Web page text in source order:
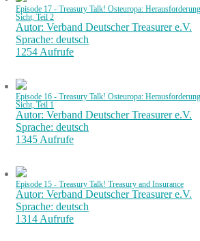
Episode 17 - Treasury Talk! Osteuropa:
Sicht, Teil 2
Autor: Verband Deutscher Treasurer e.V.
Sprache: deutsch
1254 Aufrufe
Episode 16 - Treasury Talk! Osteuropa:
Sicht, Teil 1
Autor: Verband Deutscher Treasurer e.V.
Sprache: deutsch
1345 Aufrufe
Episode 15 - Treasury Talk! Treasury and Insurance
Autor: Verband Deutscher Treasurer e.V.
Sprache: deutsch
1314 Aufrufe